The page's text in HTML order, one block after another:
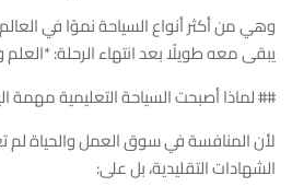
وهي من أكثر أنواع السياحة نموًا في
يبقى معه طويلًا بعد انتهاء الرحلة: *العلم
## لماذا أصبحت السياحة التعليمية مهمة
لأن المنافسة في سوق العمل والحياة
الشهادات التقليدية، بل على: